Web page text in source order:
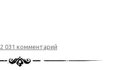
2 031 комментарий